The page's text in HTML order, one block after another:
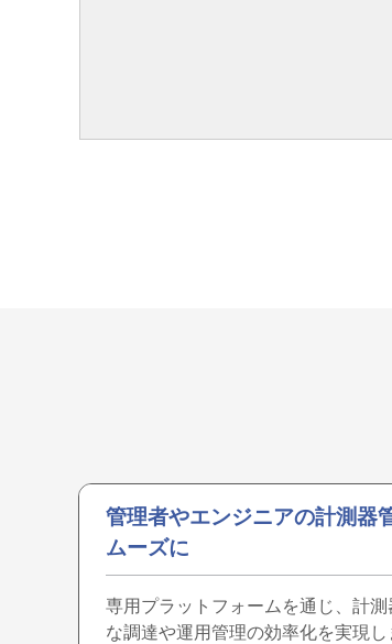
管理者やエンジニアの計測器
ムーズに
専用プラットフォームを通じ、計測
な調達や運用管理の効率化を実現し